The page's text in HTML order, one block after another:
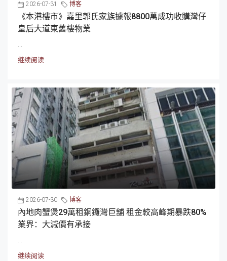
2026-07-31 博客
《本港樓市》嘉里郭氏家族據報8800萬成功收購灣仔
皇后大道東舊樓物業
...
继续阅读
2026-07-30 博客
內地肉蟹煲29萬租銅鑼灣巨舖 租金較高峰期暴跌80%
業界：大減價有承接
...
继续阅读